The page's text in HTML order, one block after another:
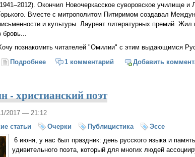
Окончил Новочеркасское суворовское училище и
Вместе с митрополитом Питиримом создавал
и культуры. Лауреат литературных премий. Жил
бровь...
познакомить читателей "Омилии" с этим выдающимся
Подробнеео «Солнца – вволю, неба – вволю…»
1 комментарий Добавить
христианский поэт
2017 — 21:12
статьи
Очерки Публицистика
Эссе
6 июня, у нас был праздник: день русского языка и
удивительного поэта, который для многих людей